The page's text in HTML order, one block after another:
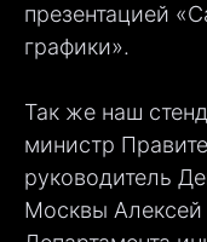
презентацией
графики».
Так же наш
министр
руководитель
Москвы